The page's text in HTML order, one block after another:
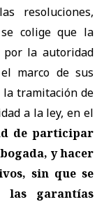
resoluciones,
se colige que la
por la autoridad
marco de sus
la tramitación de
a la ley, en el
de participar
y hacer
sin que se
las garantías